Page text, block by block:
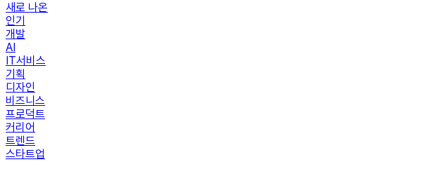
새로 나온
인기
개발
AI
IT서비스
기획
디자인
비즈니스
프로덕트
커리어
트렌드
스타트업